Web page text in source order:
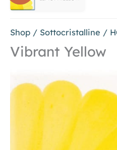
Shop / Sottocristalline /
Vibrant Yellow